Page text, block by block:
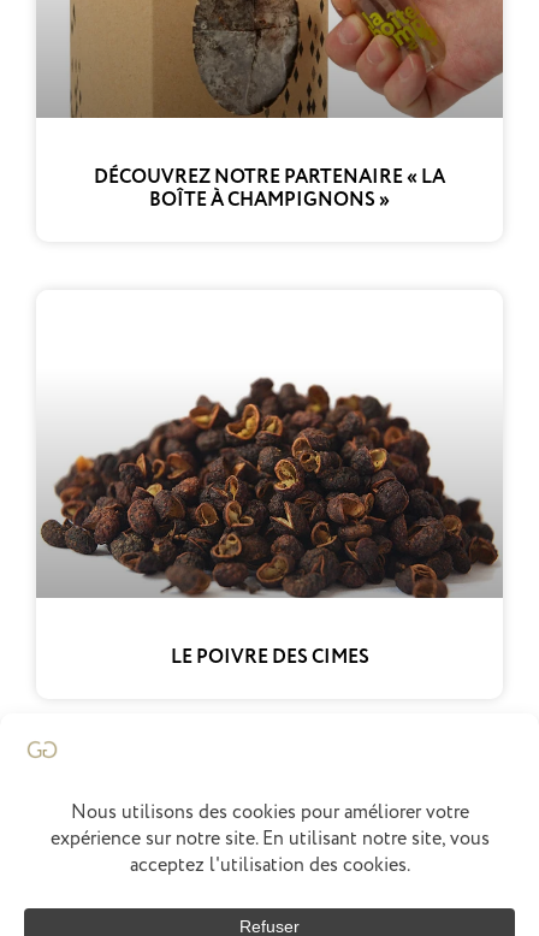
DÉCOUVREZ NOTRE PARTENAIRE « LA
BOÎTE À CHAMPIGNONS »
LE POIVRE DES CIMES
Francois Marchenay
Accueil Chef Concept Menus Épices